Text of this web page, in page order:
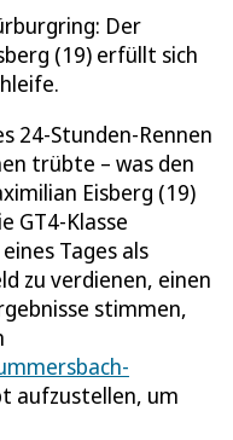
Der
(19) erfüllt sich
24-Stunden-Rennen
trübte – was den
Eisberg (19)
GT4-Klasse
Tages als
zu verdienen, einen
stimmen,
aufzustellen, um